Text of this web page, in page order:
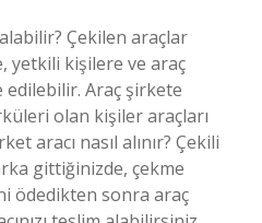
Çekilen araçlar
yetkili kişilere ve araç
Araç şirkete
olan kişiler araçları
aracı nasıl alınır? Çekili
gittiğinizde, çekme
ödedikten sonra araç